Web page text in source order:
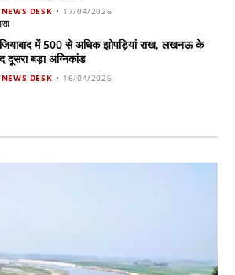
NEWS DESK 17/04/2026
में 500 से अधिक झोपड़ियां राख, लखनऊ के
दूसरा बड़ा अग्निकांड
NEWS DESK 16/04/2026